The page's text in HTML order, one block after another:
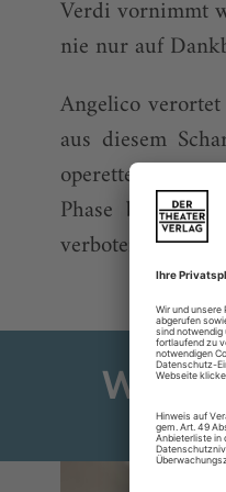
Verdi vornimmt
nie nur auf
Angelico
aus diesem
operettenhafte
Phase bis hin
verbotenen